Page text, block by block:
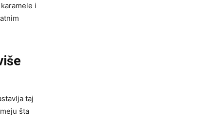
i
taj
šta